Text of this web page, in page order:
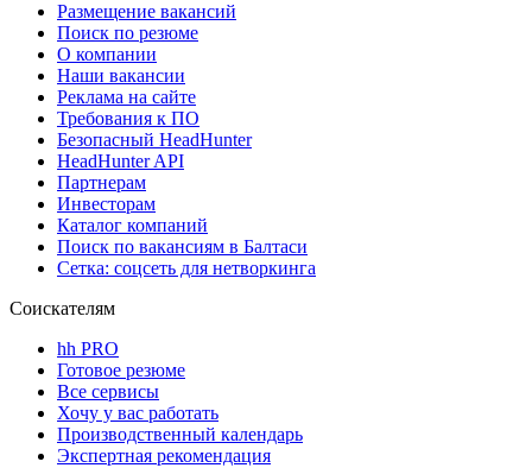
Размещение вакансий
Поиск по резюме
О компании
Наши вакансии
Реклама на сайте
Требования к ПО
Безопасный HeadHunter
HeadHunter API
Партнерам
Инвесторам
Каталог компаний
Поиск по вакансиям в Балтаси
Сетка: соцсеть для нетворкинга
Соискателям
hh PRO
Готовое резюме
Все сервисы
Хочу у вас работать
Производственный календарь
Экспертная рекомендация